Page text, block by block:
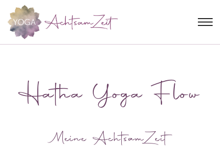
Hatha Yoga Flow
Meine AchtsamZeit